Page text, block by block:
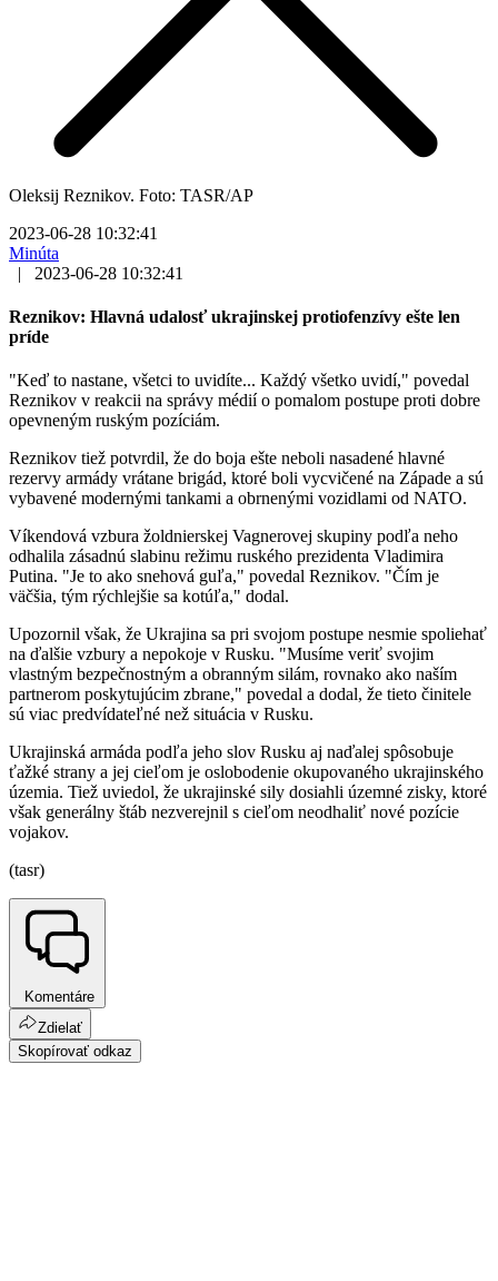
Oleksij Reznikov. Foto: TASR/AP
2023-06-28 10:32:41
Minúta
|
2023-06-28 10:32:41
Reznikov: Hlavná udalosť ukrajinskej protiofenzívy ešte len
príde
"Keď to nastane, všetci to uvidíte... Každý všetko uvidí," povedal
Reznikov v reakcii na správy médií o pomalom postupe proti dobre
opevneným ruským pozíciám.
Reznikov tiež potvrdil, že do boja ešte neboli nasadené hlavné
rezervy armády vrátane brigád, ktoré boli vycvičené na Západe a sú
vybavené modernými tankami a obrnenými vozidlami od NATO.
Víkendová vzbura žoldnierskej Vagnerovej skupiny podľa neho
odhalila zásadnú slabinu režimu ruského prezidenta Vladimira
Putina. "Je to ako snehová guľa," povedal Reznikov. "Čím je
väčšia, tým rýchlejšie sa kotúľa," dodal.
Upozornil však, že Ukrajina sa pri svojom postupe nesmie spoliehať
na ďalšie vzbury a nepokoje v Rusku. "Musíme veriť svojim
vlastným bezpečnostným a obranným silám, rovnako ako naším
partnerom poskytujúcim zbrane," povedal a dodal, že tieto činitele
sú viac predvídateľné než situácia v Rusku.
Ukrajinská armáda podľa jeho slov Rusku aj naďalej spôsobuje
ťažké strany a jej cieľom je oslobodenie okupovaného ukrajinského
územia. Tiež uviedol, že ukrajinské sily dosiahli územné zisky, ktoré
však generálny štáb nezverejnil s cieľom neodhaliť nové pozície
vojakov.
(tasr)
Komentáre
Zdielať
Skopírovať odkaz